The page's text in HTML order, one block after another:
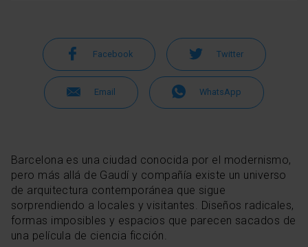
Facebook Twitter
Email WhatsApp
Barcelona es una ciudad conocida por el modernismo,
pero más allá de Gaudí y compañía existe un universo
de arquitectura contemporánea que sigue
sorprendiendo a locales y visitantes. Diseños radicales,
formas imposibles y espacios que parecen sacados de
una película de ciencia ficción.